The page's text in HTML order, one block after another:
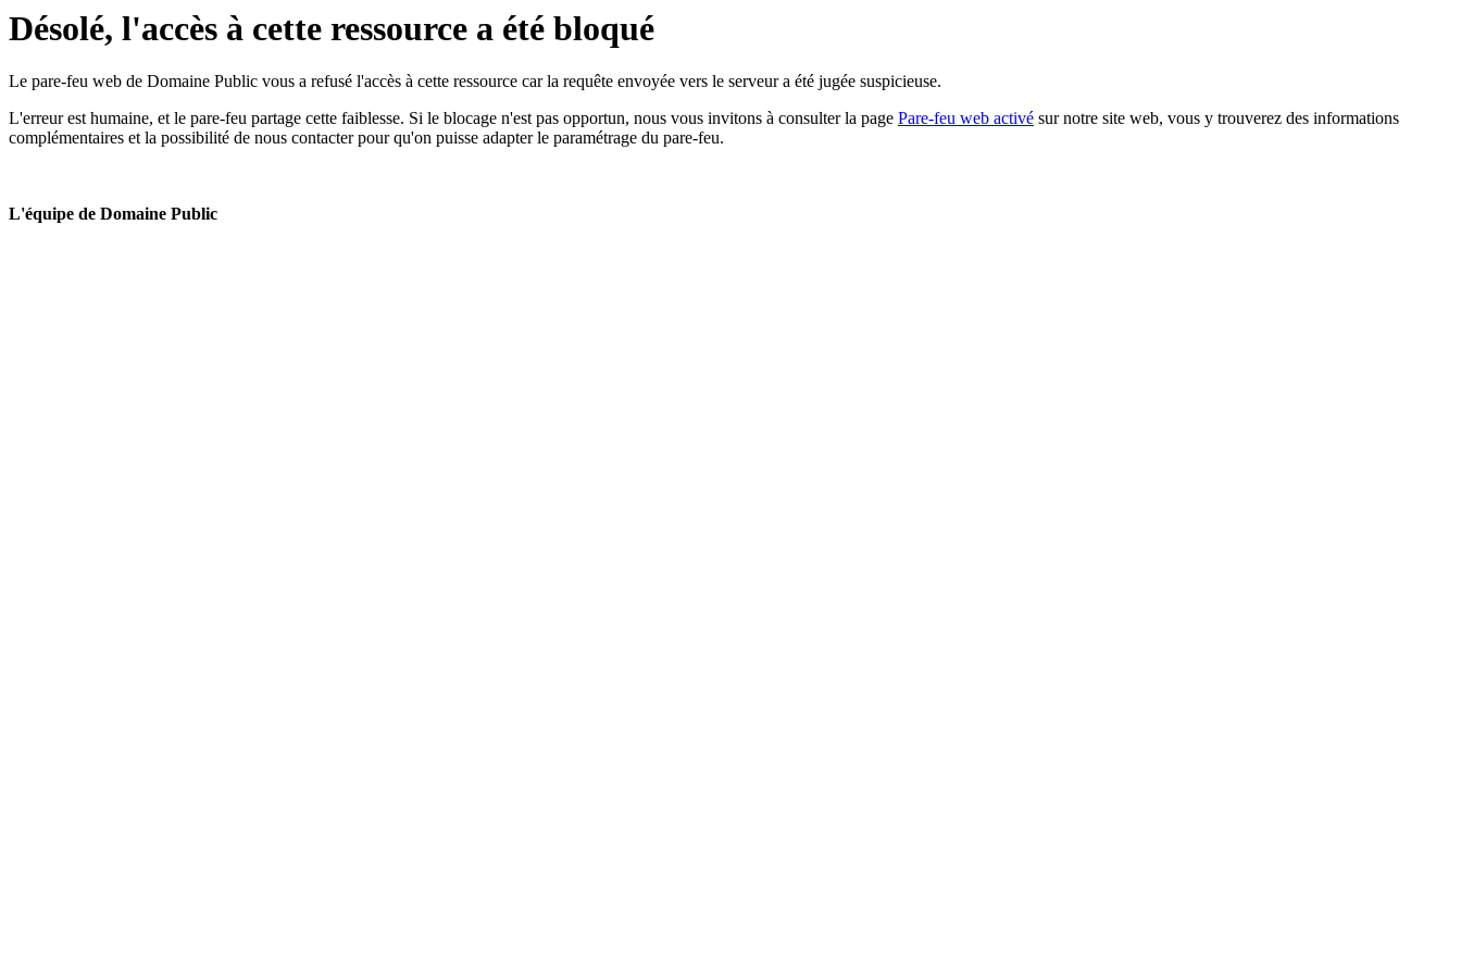
Désolé, l'accès à cette ressource a été bloqué
Le pare-feu web de Domaine Public vous a refusé l'accès à cette ressource car la requête envoyée vers le serveur a été jugée suspicieuse.
L'erreur est humaine, et le pare-feu partage cette faiblesse. Si le blocage n'est pas opportun, nous vous invitons à consulter la page Pare-feu web activé sur notre site web, vous y trouverez des informations
complémentaires et la possibilité de nous contacter pour qu'on puisse adapter le paramétrage du pare-feu.
L'équipe de Domaine Public